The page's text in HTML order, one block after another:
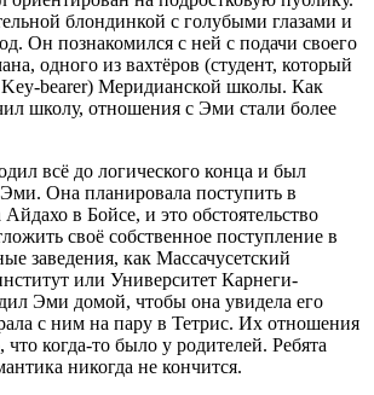
блондинкой с голубыми глазами и
Он познакомился с ней с подачи своего
одного из вахтёров (студент, который
Key-bearer) Меридианской школы. Как
школу, отношения с Эми стали более
всё до логического конца и был
Она планировала поступить в
в Бойсе, и это обстоятельство
своё собственное поступление в
заведения, как Массачусетский
или Университет Карнеги-
Эми домой, чтобы она увидела его
с ним на пару в Тетрис. Их отношения
что когда-то было у родителей. Ребята
никогда не кончится.